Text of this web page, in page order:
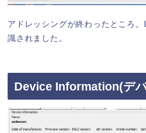
アドレッシングが終わったところ
識されました。
Device Information(デバ